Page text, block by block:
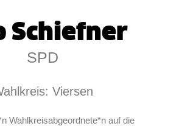
Schiefner
SPD
Viersen
Wahlkreisabgeordnete*n auf die